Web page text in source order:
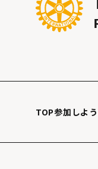
TOP参加しよう